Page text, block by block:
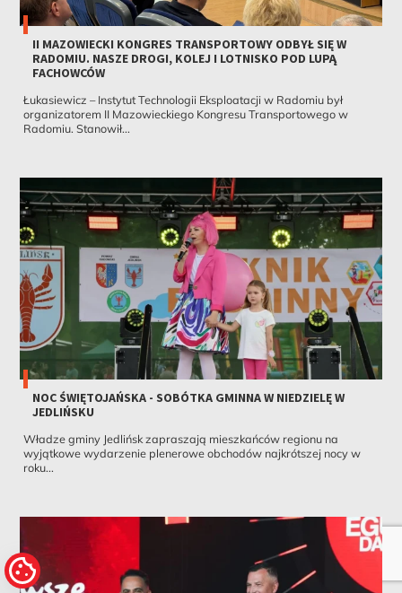
II MAZOWIECKI KONGRES TRANSPORTOWY ODBYŁ SIĘ W
RADOMIU. NASZE DROGI, KOLEJ I LOTNISKO POD LUPĄ
FACHOWCÓW
Łukasiewicz – Instytut Technologii Eksploatacji w Radomiu był
organizatorem II Mazowieckiego Kongresu Transportowego w
Radomiu. Stanowił...
NOC ŚWIĘTOJAŃSKA - SOBÓTKA GMINNA W NIEDZIELĘ W
JEDLIŃSKU
Władze gminy Jedlińsk zapraszają mieszkańców regionu na
wyjątkowe wydarzenie plenerowe obchodów najkrótszej nocy w
roku...